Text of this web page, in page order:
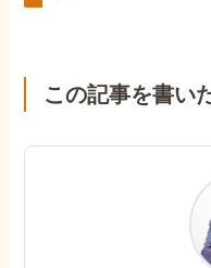
この記事を書い